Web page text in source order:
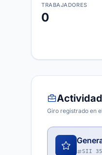
TRABAJADORES
0
Giro registrado en
SII